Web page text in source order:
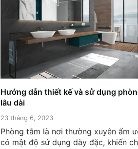
Hướng dẫn thiết kế và sử dụng
lâu dài
23 tháng 6, 2023
Phòng tắm là nơi thường xuyên ẩm
có mật độ sử dụng dày đặc, khiến